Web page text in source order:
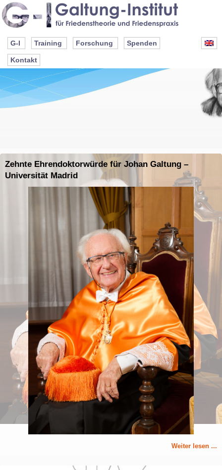
G-I Training Forschung Spenden
Kontakt
Zehnte Ehrendoktorwürde für Johan Galtung –
Universität Madrid
Weiter lesen ...